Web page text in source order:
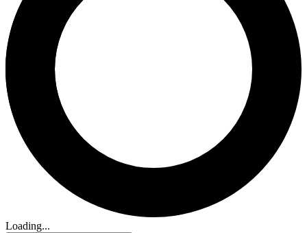
Loading...